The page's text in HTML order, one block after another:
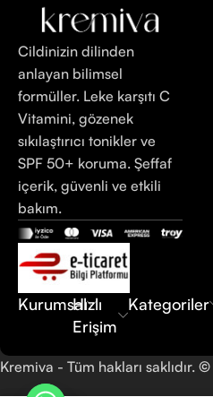
Cildinizin dilinden
anlayan bilimsel
formüller. Leke karşıtı C
Vitamini, gözenek
sıkılaştırıcı tonikler ve
SPF 50+ koruma. Şeffaf
içerik, güvenli ve etkili
bakım.
KurumsalHızlı
Erişim
Kategoriler
Kremiva - Tüm hakları saklıdır. ©